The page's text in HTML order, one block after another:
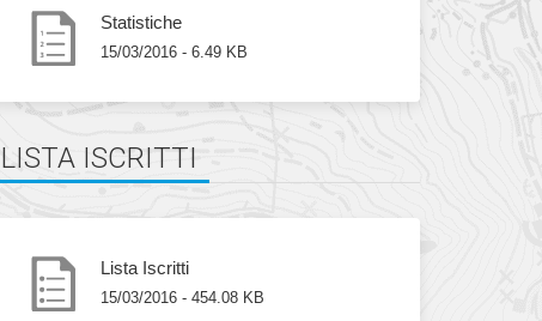
Statistiche
15/03/2016 - 6.49 KB
LISTA ISCRITTI
Lista Iscritti
15/03/2016 - 454.08 KB